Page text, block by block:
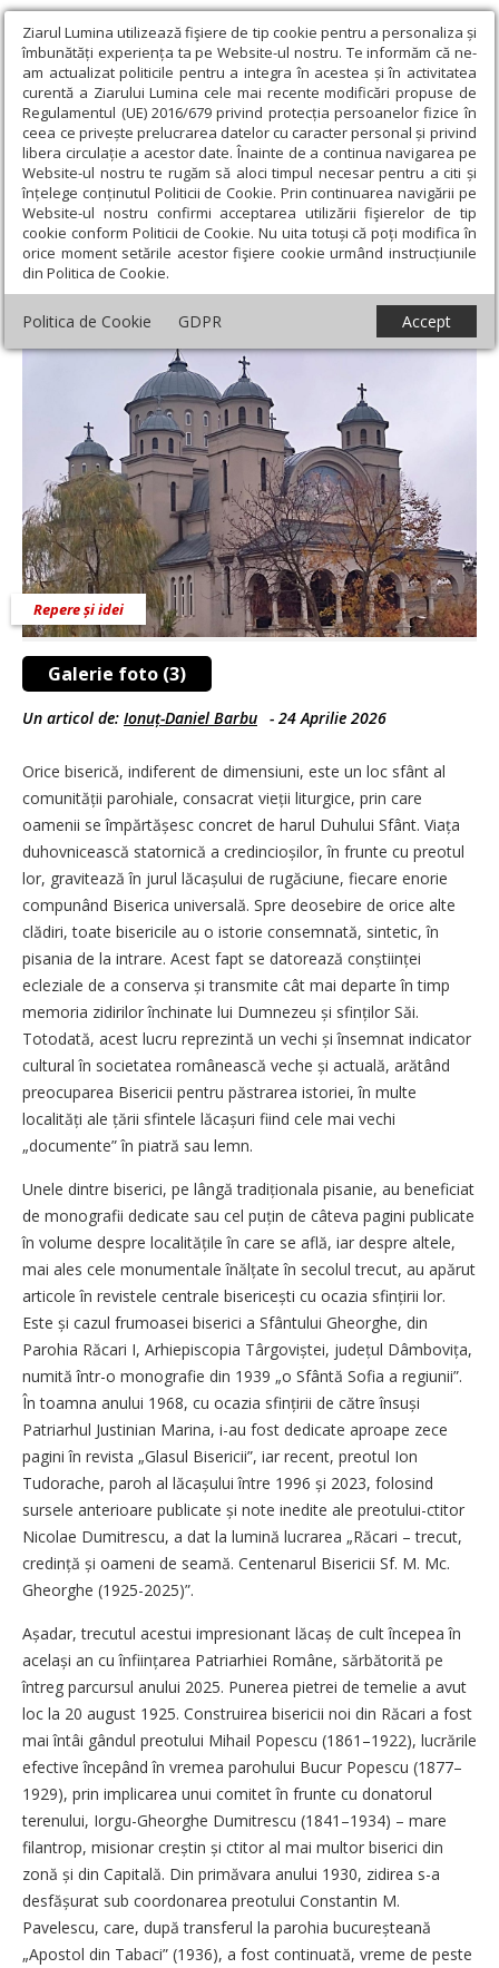
Ziarul Lumina utilizează fişiere de tip cookie pentru a personaliza și
îmbunătăți experiența ta pe Website-ul nostru. Te informăm că ne-
am actualizat politicile pentru a integra în acestea și în activitatea
curentă a Ziarului Lumina cele mai recente modificări propuse de
Regulamentul (UE) 2016/679 privind protecția persoanelor fizice în
ceea ce privește prelucrarea datelor cu caracter personal și privind
libera circulație a acestor date. Înainte de a continua navigarea pe
Website-ul nostru te rugăm să aloci timpul necesar pentru a citi și
înțelege conținutul Politicii de Cookie. Prin continuarea navigării pe
Website-ul nostru confirmi acceptarea utilizării fişierelor de tip
cookie conform Politicii de Cookie. Nu uita totuși că poți modifica în
orice moment setările acestor fişiere cookie urmând instrucțiunile
din Politica de Cookie.
Politica de Cookie GDPR Accept
Ziarul Lumina › Opinii › Repere și idei › Răcari, gazdă a unei
ctitorii monumentale în cinstea Sfântului Gheorghe
Răcari, gazdă a unei ctitorii monumentale
în cinstea Sfântului Gheorghe
Galerie foto (3)
Repere și idei
Un articol de: Ionuț-Daniel Barbu - 24 Aprilie 2026
Orice biserică, indiferent de dimensiuni, este un loc sfânt al
comunității parohiale, consacrat vieții liturgice, prin care
oamenii se împărtășesc concret de harul Duhului Sfânt. Viața
duhovnicească statornică a credincioșilor, în frunte cu preotul
lor, gravitează în jurul lăcașului de rugăciune, fiecare enorie
compunând Biserica universală. Spre deosebire de orice alte
clădiri, toate bisericile au o istorie consemnată, sintetic, în
pisania de la intrare. Acest fapt se datorează conștiinței
ecleziale de a conserva și transmite cât mai departe în timp
memoria zidirilor închinate lui Dumnezeu și sfinților Săi.
Totodată, acest lucru reprezintă un vechi și însemnat indicator
cultural în societatea românească veche și actuală, arătând
preocuparea Bisericii pentru păstrarea istoriei, în multe
localități ale țării sfintele lăcașuri fiind cele mai vechi
„documente” în piatră sau lemn.
Unele dintre biserici, pe lângă tradiționala pisanie, au beneficiat
de monografii dedicate sau cel puțin de câteva pagini publicate
în volume despre localitățile în care se află, iar despre altele,
mai ales cele monumentale înălțate în secolul trecut, au apărut
articole în revistele centrale bisericești cu ocazia sfințirii lor.
Este și cazul frumoasei biserici a Sfântului Gheorghe, din
Parohia Răcari I, Arhiepiscopia Târgoviștei, județul Dâmbovița,
numită într-o monografie din 1939 „o Sfântă Sofia a regiunii”.
În toamna anului 1968, cu ocazia sfințirii de către însuși
Patriarhul Justinian Marina, i-au fost dedicate aproape zece
pagini în revista „Glasul Bisericii”, iar recent, preotul Ion
Tudorache, paroh al lăcașului între 1996 și 2023, folosind
sursele anterioare publicate și note inedite ale preotului-ctitor
Nicolae Dumitrescu, a dat la lumină lucrarea „Răcari – trecut,
credință și oameni de seamă. Centenarul Bisericii Sf. M. Mc.
Gheorghe (1925-2025)”.
Așadar, trecutul acestui impresionant lăcaș de cult începea în
același an cu înființarea Patriarhiei Române, sărbătorită pe
întreg parcursul anului 2025. Punerea pietrei de temelie a avut
loc la 20 august 1925. Construirea bisericii noi din Răcari a fost
mai întâi gândul preotului Mihail Popescu (1861–1922), lucrările
efective începând în vremea parohului Bucur Popescu (1877–
1929), prin implicarea unui comitet în frunte cu donatorul
terenului, Iorgu-Gheorghe Dumitrescu (1841–1934) – mare
filantrop, misionar creștin și ctitor al mai multor biserici din
zonă și din Capitală. Din primăvara anului 1930, zidirea s-a
desfășurat sub coordonarea preotului Constantin M.
Pavelescu, care, după transferul la parohia bucureșteană
„Apostol din Tabaci” (1936), a fost continuată, vreme de peste